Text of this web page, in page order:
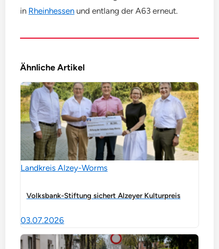
in Rheinhessen und entlang der A63 erneut.
Ähnliche Artikel
Landkreis Alzey-Worms
Volksbank-Stiftung sichert Alzeyer Kulturpreis
03.07.2026